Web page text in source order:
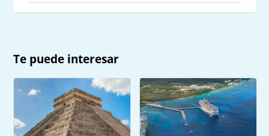
Te puede interesar